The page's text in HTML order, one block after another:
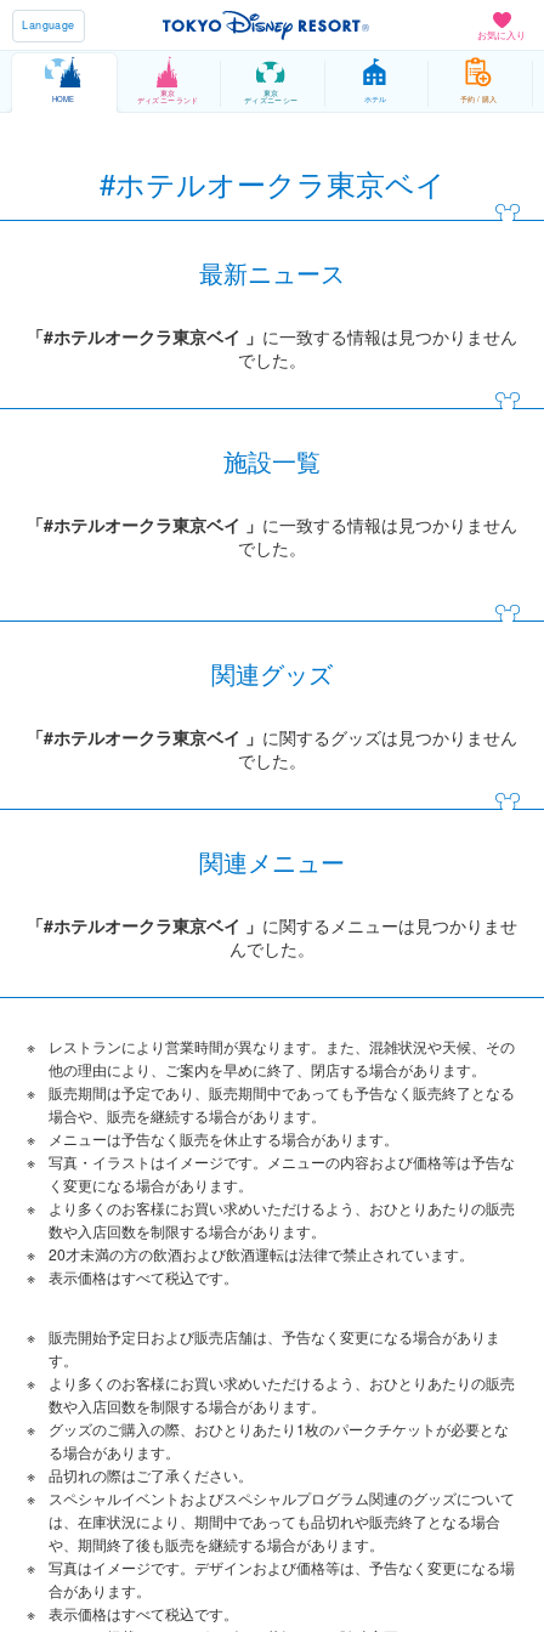
お気に入り
Language
HOME
東京
ディズニーランド
東京
ディズニーシー ホテル 予約 / 購入
#ホテルオークラ東京ベイ
最新ニュース
「#ホテルオークラ東京ベイ 」 に一致する情報は見つかりません
でした。
施設一覧
「#ホテルオークラ東京ベイ 」 に一致する情報は見つかりません
でした。
関連グッズ
「#ホテルオークラ東京ベイ 」 に関するグッズは見つかりません
でした。
関連メニュー
「#ホテルオークラ東京ベイ 」 に関するメニューは見つかりませ
んでした。
レストランにより営業時間が異なります。また、混雑状況や天候、その
他の理由により、ご案内を早めに終了、閉店する場合があります。
販売期間は予定であり、販売期間中であっても予告なく販売終了となる
場合や、販売を継続する場合があります。
メニューは予告なく販売を休止する場合があります。
写真・イラストはイメージです。メニューの内容および価格等は予告な
く変更になる場合があります。
より多くのお客様にお買い求めいただけるよう、おひとりあたりの販売
数や入店回数を制限する場合があります。
20才未満の方の飲酒および飲酒運転は法律で禁止されています。
表⽰価格はすべて税込です。
販売開始予定日および販売店舗は、予告なく変更になる場合がありま
す。
より多くのお客様にお買い求めいただけるよう、おひとりあたりの販売
数や入店回数を制限する場合があります。
グッズのご購入の際、おひとりあたり1枚のパークチケットが必要とな
る場合があります。
品切れの際はご了承ください。
スペシャルイベントおよびスペシャルプログラム関連のグッズについて
は、在庫状況により、期間中であっても品切れや販売終了となる場合
や、期間終了後も販売を継続する場合があります。
写真はイメージです。デザインおよび価格等は、予告なく変更になる場
合があります。
表示価格はすべて税込です。